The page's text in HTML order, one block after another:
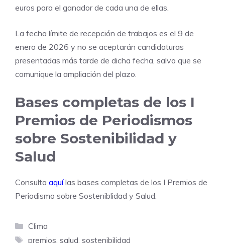
euros para el ganador de cada una de ellas.
La fecha límite de recepción de trabajos es el 9 de
enero de 2026 y no se aceptarán candidaturas
presentadas más tarde de dicha fecha, salvo que se
comunique la ampliación del plazo.
Bases completas de los I
Premios de Periodismos
sobre Sostenibilidad y
Salud
Consulta aquílas bases completas de los I Premios de
Periodismo sobre Sosteniblidad y Salud.
Categorías
Clima
Etiquetas
premios, salud, sostenibilidad